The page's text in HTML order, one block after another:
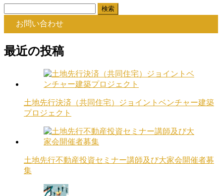
お問い合わせ
最近の投稿
土地先行決済（共同住宅）ジョイントベンチャー建築
プロジェクト
土地先行不動産投資セミナー講師及び大家会開催者募
集